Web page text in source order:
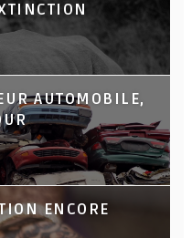
AUTOMOBILE,
ENCORE